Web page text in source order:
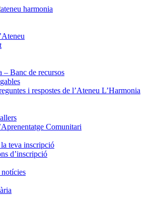
– Banc de recursos
i respostes de l’Ateneu L’Harmonia
Comunitari
teva inscripció
d’inscripció
notícies